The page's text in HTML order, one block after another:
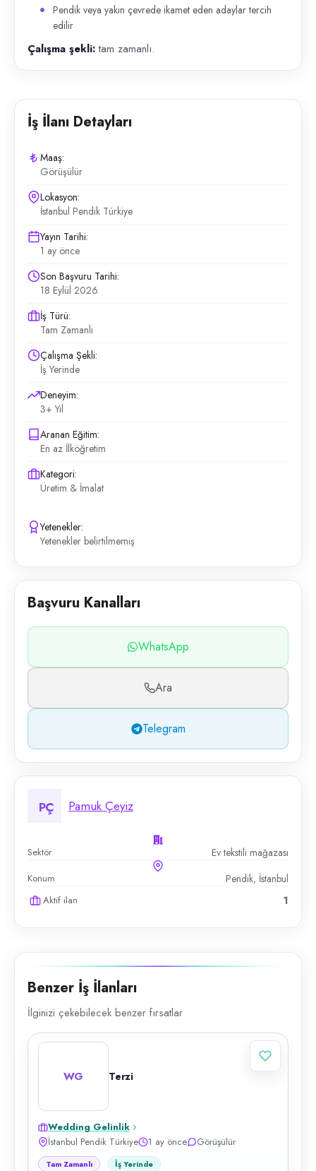
Pendik veya yakın çevrede ikamet eden adaylar tercih
edilir
Çalışma şekli:tam zamanlı.
İş İlanı Detayları
Maaş:
Görüşülür
Lokasyon:
İstanbul Pendik Türkiye
Yayın Tarihi:
1 ay önce
Son Başvuru Tarihi:
18 Eylül 2026
İş Türü:
Tam Zamanlı
Çalışma Şekli:
İş Yerinde
Deneyim:
3+ Yıl
Aranan Eğitim:
En az İlköğretim
Kategori:
Üretim & İmalat
Yetenekler:
Yetenekler belirtilmemiş
Başvuru Kanalları
WhatsApp
Ara
Telegram
PÇ Pamuk Çeyiz
Sektör Ev tekstili mağazası
Konum Pendik, İstanbul
Aktif ilan 1
Benzer İş İlanları
İlginizi çekebilecek benzer fırsatlar
WG Terzi
Wedding Gelinlik
İstanbul Pendik Türkiye
1 ay önce Görüşülür
Tam Zamanlı İş Yerinde